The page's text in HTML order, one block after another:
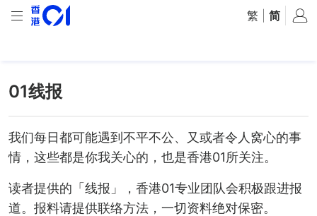
繁 简
01线报
我们每日都可能遇到不平不公、又或者令人窝心的事
情，这些都是你我关心的，也是香港01所关注。
读者提供的「线报」，香港01专业团队会积极跟进报
道。报料请提供联络方法，一切资料绝对保密。